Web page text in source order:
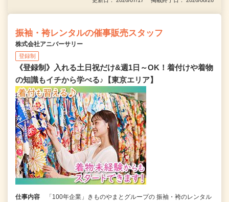
振袖・袴レンタルの催事販売スタッフ
株式会社アニバーサリー
登録制
《登録制》入れる土日祝だけ&週1日～OK！着付けや着物
の知識もイチから学べる♪【東京エリア】
仕事内容
「100年企業」きものやまとグループの 振袖・袴のレンタル